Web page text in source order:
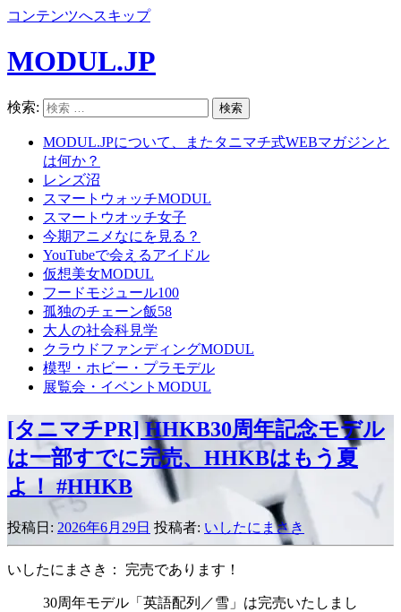
コンテンツへスキップ
MODUL.JP
検索:
MODUL.JPについて、またタニマチ式WEBマガジンと
は何か？
レンズ沼
スマートウォッチMODUL
スマートウオッチ女子
今期アニメなにを見る？
YouTubeで会えるアイドル
仮想美女MODUL
フードモジュール100
孤独のチェーン飯58
大人の社会科見学
クラウドファンディングMODUL
模型・ホビー・プラモデル
展覧会・イベントMODUL
[タニマチPR] HHKB30周年記念モデル
は一部すでに完売、HHKBはもう夏
よ！ #HHKB
投稿日: 2026年6月29日 投稿者: いしたにまさき
いしたにまさき： 完売であります！
30周年モデル「英語配列／雪」は完売いたしまし